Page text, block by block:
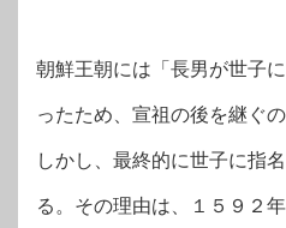
朝鮮王朝には「長男が世子
ったため、宣祖の後を継ぐ
しかし、最終的に世子に指
る。その理由は、１５９２